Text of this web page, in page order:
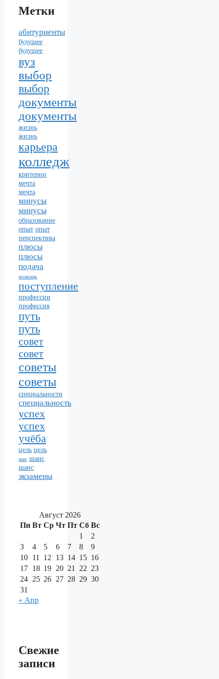
Метки
абитуриенты
будущее
будущее
вуз
выбор
выбор
документы
документы
жизнь
жизнь
карьера
колледж
критерии
мечта
мечта
минусы
минусы
образование
опыт опыт
перспектива
плюсы
плюсы
подача
помощь
поступление
профессии
профессия
путь
путь
совет
совет
советы
советы
специальности
специальность
успех
успех
учёба
цель цель
шаг шанс
шанс
экзамены
Август 2026
Пн Вт Ср Чт Пт Сб Вс
1
2
3
4 5 6 7 8
9
10 11 12 13 14 15 16
17 18 19 20 21 22 23
24 25 26 27 28 29 30
31
« Апр
Свежие
записи